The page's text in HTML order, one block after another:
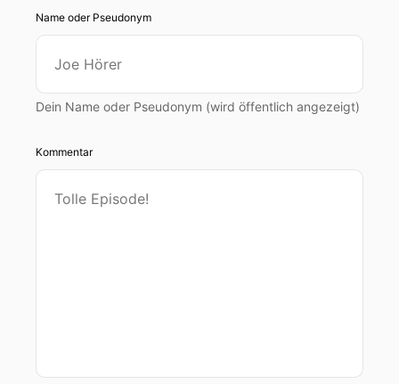
Name oder Pseudonym
Dein Name oder Pseudonym (wird öffentlich angezeigt)
Kommentar